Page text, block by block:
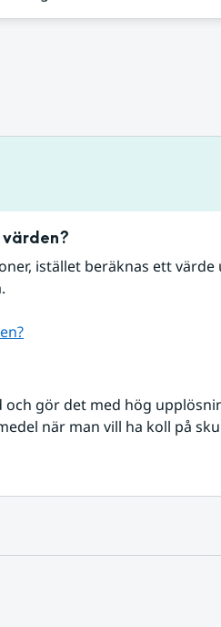
istället beräknas ett värde
gör det med hög
när man vill ha koll på